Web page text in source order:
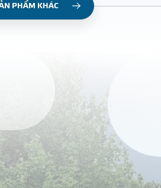
PHẨM KHÁC